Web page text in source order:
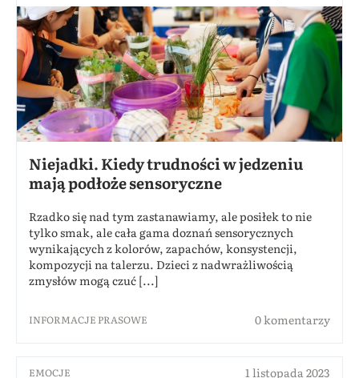
Niejadki. Kiedy trudności w jedzeniu
mają podłoże sensoryczne
Rzadko się nad tym zastanawiamy, ale posiłek to nie
tylko smak, ale cała gama doznań sensorycznych
wynikających z kolorów, zapachów, konsystencji,
kompozycji na talerzu. Dzieci z nadwrażliwością
zmysłów mogą czuć [...]
INFORMACJE PRASOWE 0 komentarzy
EMOCJE 1 listopada 2023